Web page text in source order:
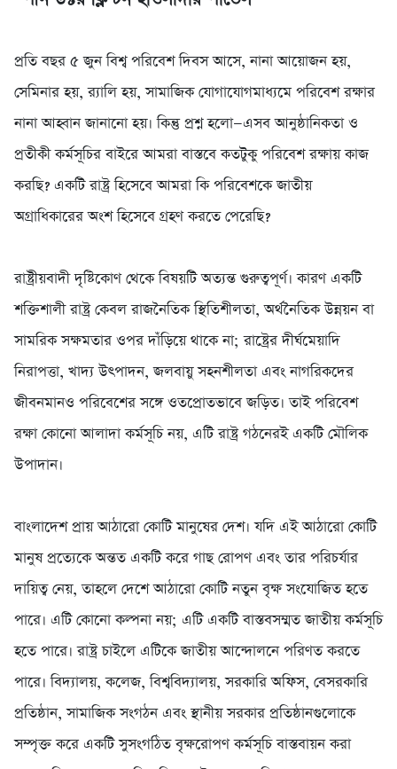
‎প্রতি বছর ৫ জুন বিশ্ব পরিবেশ দিবস আসে, নানা আয়োজন হয়,
সেমিনার হয়, র‌্যালি হয়, সামাজিক যোগাযোগমাধ্যমে পরিবেশ রক্ষার
নানা আহ্বান জানানো হয়। কিন্তু প্রশ্ন হলো—এসব আনুষ্ঠানিকতা ও
প্রতীকী কর্মসূচির বাইরে আমরা বাস্তবে কতটুকু পরিবেশ রক্ষায় কাজ
করছি? একটি রাষ্ট্র হিসেবে আমরা কি পরিবেশকে জাতীয়
অগ্রাধিকারের অংশ হিসেবে গ্রহণ করতে পেরেছি?
‎রাষ্ট্রীয়বাদী দৃষ্টিকোণ থেকে বিষয়টি অত্যন্ত গুরুত্বপূর্ণ। কারণ একটি
শক্তিশালী রাষ্ট্র কেবল রাজনৈতিক স্থিতিশীলতা, অর্থনৈতিক উন্নয়ন বা
সামরিক সক্ষমতার ওপর দাঁড়িয়ে থাকে না; রাষ্ট্রের দীর্ঘমেয়াদি
নিরাপত্তা, খাদ্য উৎপাদন, জলবায়ু সহনশীলতা এবং নাগরিকদের
জীবনমানও পরিবেশের সঙ্গে ওতপ্রোতভাবে জড়িত। তাই পরিবেশ
রক্ষা কোনো আলাদা কর্মসূচি নয়, এটি রাষ্ট্র গঠনেরই একটি মৌলিক
উপাদান।
‎বাংলাদেশ প্রায় আঠারো কোটি মানুষের দেশ। যদি এই আঠারো কোটি
মানুষ প্রত্যেকে অন্তত একটি করে গাছ রোপণ এবং তার পরিচর্যার
দায়িত্ব নেয়, তাহলে দেশে আঠারো কোটি নতুন বৃক্ষ সংযোজিত হতে
পারে। এটি কোনো কল্পনা নয়; এটি একটি বাস্তবসম্মত জাতীয় কর্মসূচি
হতে পারে। রাষ্ট্র চাইলে এটিকে জাতীয় আন্দোলনে পরিণত করতে
পারে। বিদ্যালয়, কলেজ, বিশ্ববিদ্যালয়, সরকারি অফিস, বেসরকারি
প্রতিষ্ঠান, সামাজিক সংগঠন এবং স্থানীয় সরকার প্রতিষ্ঠানগুলোকে
সম্পৃক্ত করে একটি সুসংগঠিত বৃক্ষরোপণ কর্মসূচি বাস্তবায়ন করা